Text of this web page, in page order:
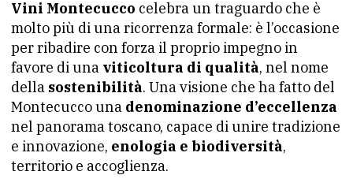
Vini Montecucco celebra un traguardo che è
molto più di una ricorrenza formale: è l’occasione
per ribadire con forza il proprio impegno in
favore di una viticoltura di qualità, nel nome
della sostenibilità. Una visione che ha fatto del
Montecucco una denominazione d’eccellenza
nel panorama toscano, capace di unire tradizione
e innovazione, enologia e biodiversità,
territorio e accoglienza.